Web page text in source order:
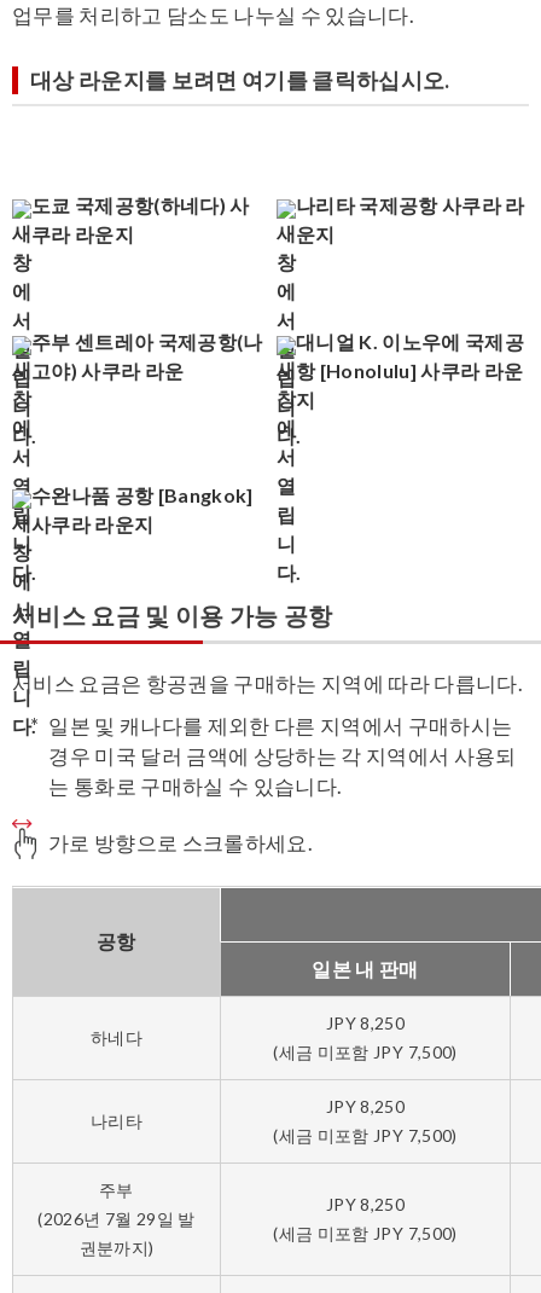
업무를 처리하고 담소도 나누실 수 있습니다.
대상 라운지를 보려면 여기를 클릭하십시오.
도쿄 국제공항(하네다) 사
쿠라 라운지
나리타 국제공항 사쿠라 라
운지
주부 센트레아 국제공항(나
고야) 사쿠라 라운
대니얼 K. 이노우에 국제공
항 [Honolulu] 사쿠라 라운
지
수완나품 공항 [Bangkok]
사쿠라 라운지
서비스 요금 및 이용 가능 공항
서비스 요금은 항공권을 구매하는 지역에 따라 다릅니다.
일본 및 캐나다를 제외한 다른 지역에서 구매하시는
경우 미국 달러 금액에 상당하는 각 지역에서 사용되
는 통화로 구매하실 수 있습니다.
가로 방향으로 스크롤하세요.
공항
일본 내 판매
하네다
JPY 8,250
(세금 미포함 JPY 7,500)
나리타
JPY 8,250
(세금 미포함 JPY 7,500)
주부
(2026년 7월 29일 발
권분까지)
JPY 8,250
(세금 미포함 JPY 7,500)